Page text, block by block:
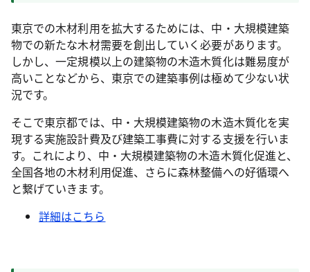
東京での木材利用を拡大するためには、中・大規模建築
物での新たな木材需要を創出していく必要があります。
しかし、一定規模以上の建築物の木造木質化は難易度が
高いことなどから、東京での建築事例は極めて少ない状
況です。
そこで東京都では、中・大規模建築物の木造木質化を実
現する実施設計費及び建築工事費に対する支援を行いま
す。これにより、中・大規模建築物の木造木質化促進と、
全国各地の木材利用促進、さらに森林整備への好循環へ
と繋げていきます。
詳細はこちら